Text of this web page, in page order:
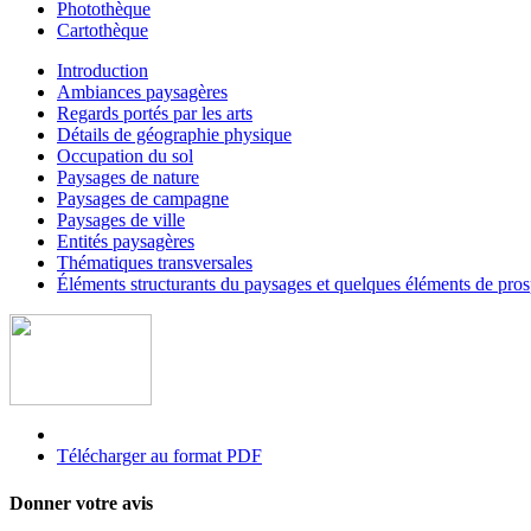
Photothèque
Cartothèque
Introduction
Ambiances paysagères
Regards portés par les arts
Détails de géographie physique
Occupation du sol
Paysages de nature
Paysages de campagne
Paysages de ville
Entités paysagères
Thématiques transversales
Éléments structurants du paysages et quelques éléments de
Télécharger au format PDF
Donner votre avis